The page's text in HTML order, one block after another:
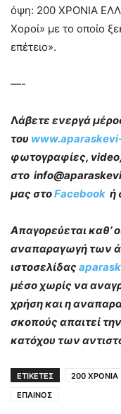
όψη: 200 ΧΡΟΝΙΑ
Χοροί» με το οποίο
επέτειο».
—-
Λάβετε ενεργά
του
φωτογραφίες,
στο
μας στοFacebook ή
Απαγορεύεται καθ’
αναπαραγωγή των
ιστοσελίδας
μέσο χωρίς να
χρήση και η
σκοπούς απαιτεί
κατόχου των
ΕΤΙΚΕΤΕΣ 200 ΧΡΟΝΙΑ
ΕΠΑΙΝΟΣ